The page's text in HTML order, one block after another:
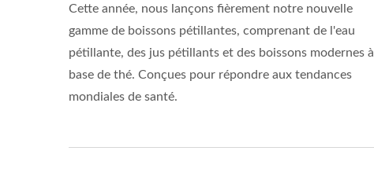
Cette année, nous lançons fièrement notre nouvelle
gamme de boissons pétillantes, comprenant de l'eau
pétillante, des jus pétillants et des boissons modernes à
base de thé. Conçues pour répondre aux tendances
mondiales de santé.